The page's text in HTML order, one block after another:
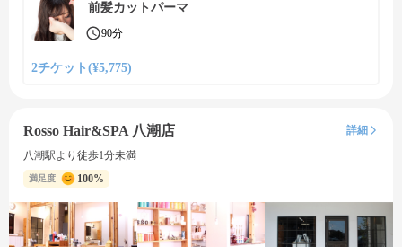
前髪カットパーマ
90分
2チケット(¥5,775)
Rosso Hair&SPA 八潮店
詳細
八潮駅より徒歩1分未満
満足度 100%